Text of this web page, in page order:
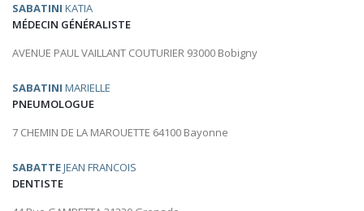
SABATINI KATIA
MÉDECIN GÉNÉRALISTE
AVENUE PAUL VAILLANT COUTURIER 93000 Bobigny
SABATINI MARIELLE
PNEUMOLOGUE
7 CHEMIN DE LA MAROUETTE 64100 Bayonne
SABATTEJEAN FRANCOIS
DENTISTE